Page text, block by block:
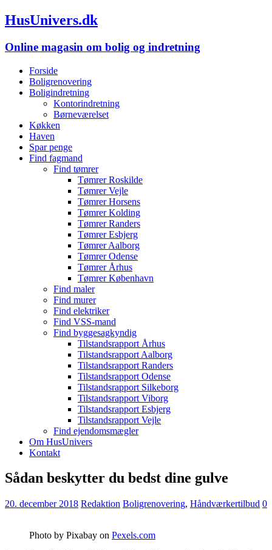
HusUnivers.dk
Online magasin om bolig og indretning
Forside
Boligrenovering
Boligindretning
Kontorindretning
Børneværelset
Køkken
Haven
Spar penge
Find fagmand
Find tømrer
Tømrer Roskilde
Tømrer Vejle
Tømrer Horsens
Tømrer Kolding
Tømrer Randers
Tømrer Esbjerg
Tømrer Aalborg
Tømrer Odense
Tømrer Århus
Tømrer København
Find maler
Find murer
Find elektriker
Find VSS-mand
Find byggesagkyndig
Tilstandsrapport Århus
Tilstandsrapport Aalborg
Tilstandsrapport Randers
Tilstandsrapport Odense
Tilstandsrapport Silkeborg
Tilstandsrapport Viborg
Tilstandsrapport Esbjerg
Tilstandsrapport Vejle
Find ejendomsmægler
Om HusUnivers
Kontakt
Sådan beskytter du bedst dine gulve
20. december 2018 Redaktion Boligrenovering, Håndværkertilbud 0
Photo by Pixabay on Pexels.com